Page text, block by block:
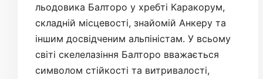
льодовика Балторо у хребті Каракорум,
складній місцевості, знайомій Анкеру та
іншим досвідченим альпіністам. У всьому
світі скелелазіння Балторо вважається
символом стійкості та витривалості,